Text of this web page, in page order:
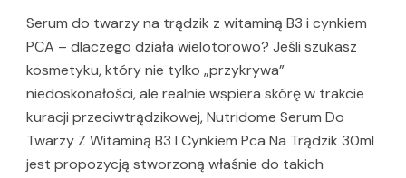
Serum do twarzy na trądzik z witaminą B3 i cynkiem
PCA – dlaczego działa wielotorowo? Jeśli szukasz
kosmetyku, który nie tylko „przykrywa”
niedoskonałości, ale realnie wspiera skórę w trakcie
kuracji przeciwtrądzikowej, Nutridome Serum Do
Twarzy Z Witaminą B3 I Cynkiem Pca Na Trądzik 30ml
jest propozycją stworzoną właśnie do takich